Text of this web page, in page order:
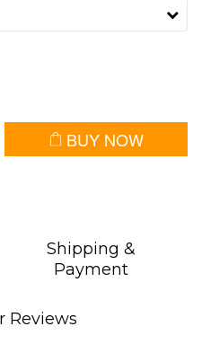
BUY NOW
Shipping &
Payment
Reviews